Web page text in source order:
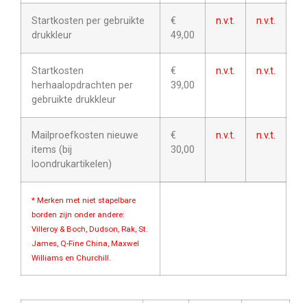
Startkosten per gebruikte
drukkleur
€
49,00
n.v.t. n.v.t.
Startkosten
herhaalopdrachten per
gebruikte drukkleur
€
39,00
n.v.t. n.v.t.
Mailproefkosten nieuwe
items (bij
loondrukartikelen)
€
30,00
n.v.t. n.v.t.
* Merken met niet stapelbare
borden zijn onder andere:
Villeroy & Boch, Dudson, Rak, St.
James, Q-Fine China, Maxwel
Williams en Churchill.